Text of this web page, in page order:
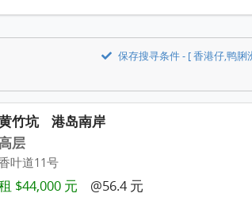
保存搜寻条件 - [ 香港仔,鸭脷
竹坑
港岛南岸
层
叶道11号
$44,000 元
@56.4 元